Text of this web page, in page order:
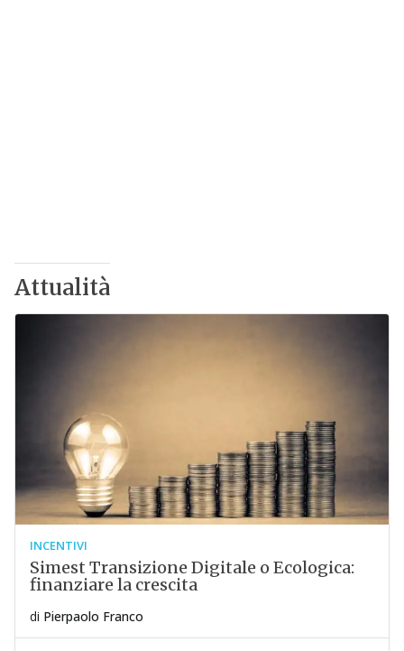
Attualità
INCENTIVI
Simest Transizione Digitale o Ecologica:
finanziare la crescita
di Pierpaolo Franco